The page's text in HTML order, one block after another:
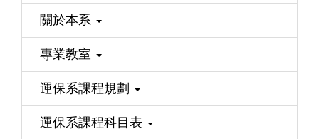
關於本系
專業教室
運保系課程規劃
運保系課程科目表